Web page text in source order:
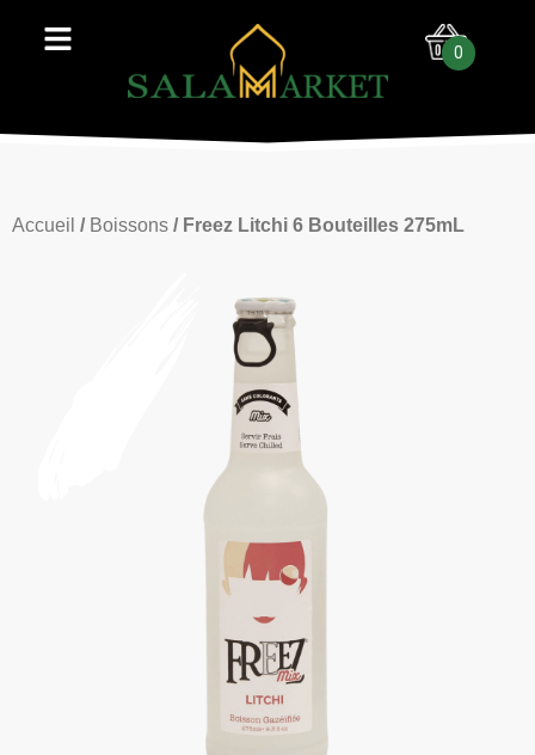
0
Accueil / Boissons / Freez Litchi 6 Bouteilles 275mL